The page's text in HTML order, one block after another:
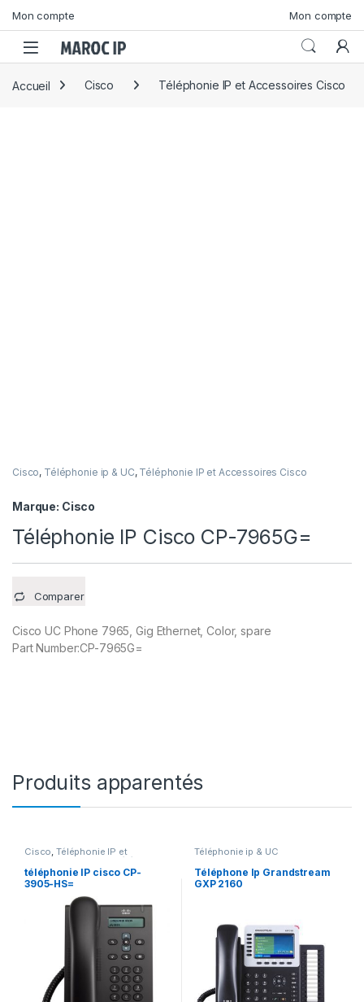
Mon compte Mon compte
Accueil Cisco Téléphonie IP et Accessoires Cisco
Cisco, Téléphonie ip & UC, Téléphonie IP et Accessoires Cisco
Marque: Cisco
Téléphonie IP Cisco CP-7965G=
Comparer
Cisco UC Phone 7965, Gig Ethernet, Color, spare
Part Number:CP-7965G=
Produits apparentés
Cisco,Téléphonie IP et
Téléphonie
ip & UC
téléphonie IP cisco CP-
3905-HS=
Téléphonie ip & UC
Téléphone Ip Grandstream
GXP 2160